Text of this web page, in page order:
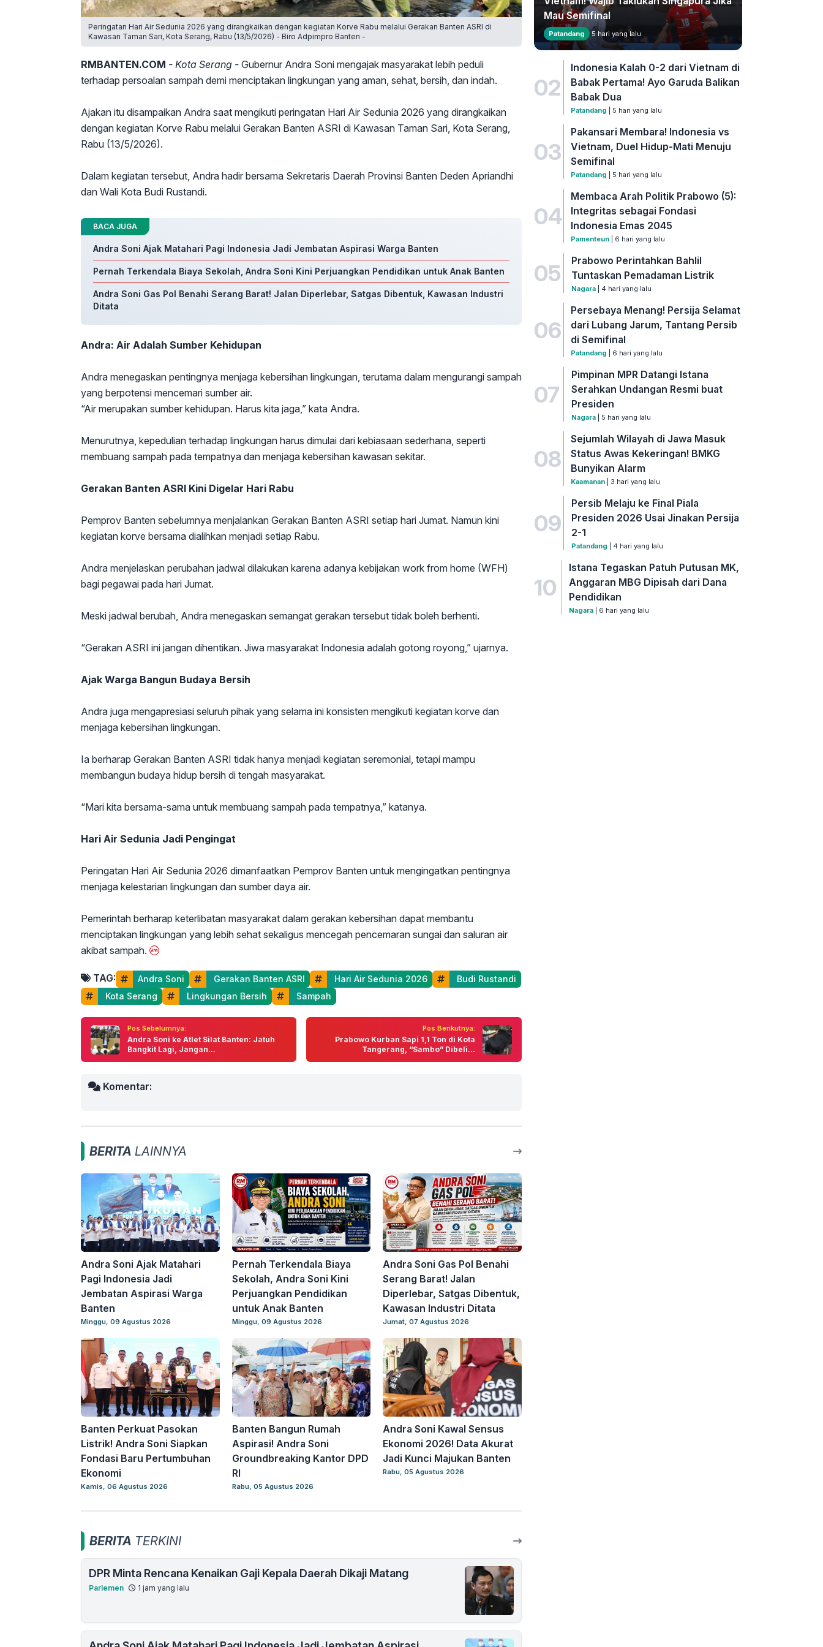
Peringatan Hari Air Sedunia 2026 yang dirangkaikan dengan kegiatan Korve Rabu melalui Gerakan Banten ASRI di
Kawasan Taman Sari, Kota Serang, Rabu (13/5/2026) - Biro Adpimpro Banten -
RMBANTEN.COM - Kota Serang - Gubernur Andra Soni mengajak masyarakat lebih peduli
terhadap persoalan sampah demi menciptakan lingkungan yang aman, sehat, bersih, dan indah.
Ajakan itu disampaikan Andra saat mengikuti peringatan Hari Air Sedunia 2026 yang dirangkaikan
dengan kegiatan Korve Rabu melalui Gerakan Banten ASRI di Kawasan Taman Sari, Kota Serang,
Rabu (13/5/2026).
Dalam kegiatan tersebut, Andra hadir bersama Sekretaris Daerah Provinsi Banten Deden Apriandhi
dan Wali Kota Budi Rustandi.
BACA JUGA
Andra Soni Ajak Matahari Pagi Indonesia Jadi Jembatan Aspirasi Warga Banten
Pernah Terkendala Biaya Sekolah, Andra Soni Kini Perjuangkan Pendidikan untuk Anak Banten
Andra Soni Gas Pol Benahi Serang Barat! Jalan Diperlebar, Satgas Dibentuk, Kawasan Industri
Ditata
Andra: Air Adalah Sumber Kehidupan
Andra menegaskan pentingnya menjaga kebersihan lingkungan, terutama dalam mengurangi sampah
yang berpotensi mencemari sumber air.
“Air merupakan sumber kehidupan. Harus kita jaga,” kata Andra.
Menurutnya, kepedulian terhadap lingkungan harus dimulai dari kebiasaan sederhana, seperti
membuang sampah pada tempatnya dan menjaga kebersihan kawasan sekitar.
Gerakan Banten ASRI Kini Digelar Hari Rabu
Pemprov Banten sebelumnya menjalankan Gerakan Banten ASRI setiap hari Jumat. Namun kini
kegiatan korve bersama dialihkan menjadi setiap Rabu.
Andra menjelaskan perubahan jadwal dilakukan karena adanya kebijakan work from home (WFH)
bagi pegawai pada hari Jumat.
Meski jadwal berubah, Andra menegaskan semangat gerakan tersebut tidak boleh berhenti.
“Gerakan ASRI ini jangan dihentikan. Jiwa masyarakat Indonesia adalah gotong royong,” ujarnya.
Ajak Warga Bangun Budaya Bersih
Andra juga mengapresiasi seluruh pihak yang selama ini konsisten mengikuti kegiatan korve dan
menjaga kebersihan lingkungan.
Ia berharap Gerakan Banten ASRI tidak hanya menjadi kegiatan seremonial, tetapi mampu
membangun budaya hidup bersih di tengah masyarakat.
“Mari kita bersama-sama untuk membuang sampah pada tempatnya,” katanya.
Hari Air Sedunia Jadi Pengingat
Peringatan Hari Air Sedunia 2026 dimanfaatkan Pemprov Banten untuk mengingatkan pentingnya
menjaga kelestarian lingkungan dan sumber daya air.
Pemerintah berharap keterlibatan masyarakat dalam gerakan kebersihan dapat membantu
menciptakan lingkungan yang lebih sehat sekaligus mencegah pencemaran sungai dan saluran air
akibat sampah.
TAG: Andra Soni Gerakan Banten ASRI Hari Air Sedunia 2026
Budi Rustandi
Kota Serang
Lingkungan Bersih Sampah
Pos Sebelumnya:
Andra Soni ke Atlet Silat Banten: Jatuh
Bangkit Lagi, Jangan...
Pos Berikutnya:
Prabowo Kurban Sapi 1,1 Ton di Kota
Tangerang, “Sambo” Dibeli...
Komentar:
BERITA LAINNYA
Andra Soni Ajak Matahari
Pagi Indonesia Jadi
Jembatan Aspirasi Warga
Banten
Minggu, 09 Agustus 2026
Pernah Terkendala Biaya
Sekolah, Andra Soni Kini
Perjuangkan Pendidikan
untuk Anak Banten
Minggu, 09 Agustus 2026
Andra Soni Gas Pol Benahi
Serang Barat! Jalan
Diperlebar, Satgas Dibentuk,
Kawasan Industri Ditata
Jumat, 07 Agustus 2026
Banten Perkuat Pasokan
Listrik! Andra Soni Siapkan
Fondasi Baru Pertumbuhan
Ekonomi
Kamis, 06 Agustus 2026
Banten Bangun Rumah
Aspirasi! Andra Soni
Groundbreaking Kantor DPD
RI
Rabu, 05 Agustus 2026
Andra Soni Kawal Sensus
Ekonomi 2026! Data Akurat
Jadi Kunci Majukan Banten
Rabu, 05 Agustus 2026
BERITA TERKINI
DPR Minta Rencana Kenaikan Gaji Kepala Daerah Dikaji Matang
Parlemen 1 jam yang lalu
Mau Semifinal
Patandang 5 hari yang lalu
02
Indonesia Kalah 0-2 dari Vietnam di
Babak Pertama! Ayo Garuda Balikan
Babak Dua
Patandang | 5 hari yang lalu
03
Pakansari Membara! Indonesia vs
Vietnam, Duel Hidup-Mati Menuju
Semifinal
Patandang | 5 hari yang lalu
04
Membaca Arah Politik Prabowo (5):
Integritas sebagai Fondasi
Indonesia Emas 2045
Pamenteun | 6 hari yang lalu
05
Prabowo Perintahkan Bahlil
Tuntaskan Pemadaman Listrik
Nagara| 4 hari yang lalu
06
Persebaya Menang! Persija Selamat
dari Lubang Jarum, Tantang Persib
di Semifinal
Patandang | 6 hari yang lalu
07
Pimpinan MPR Datangi Istana
Serahkan Undangan Resmi buat
Presiden
Nagara| 5 hari yang lalu
08
Sejumlah Wilayah di Jawa Masuk
Status Awas Kekeringan! BMKG
Bunyikan Alarm
Kaamanan | 3 hari yang lalu
09
Persib Melaju ke Final Piala
Presiden 2026 Usai Jinakan Persija
2-1
Patandang | 4 hari yang lalu
10
Istana Tegaskan Patuh Putusan MK,
Anggaran MBG Dipisah dari Dana
Pendidikan
Nagara | 6 hari yang lalu